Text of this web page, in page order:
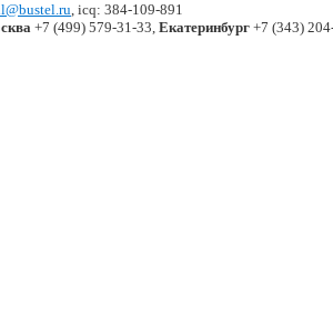
, icq: 384-109-891
+7 (499) 579-31-33, Екатеринбург +7 (343)